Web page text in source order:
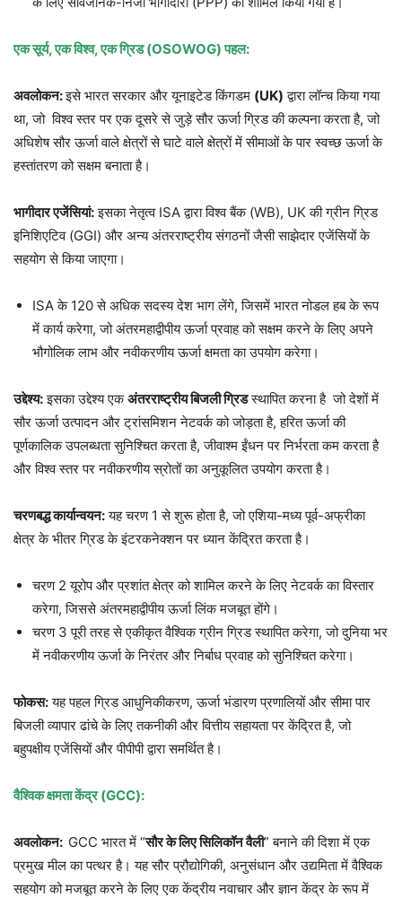
एक सूर्य, एक विश्व, एक ग्रिड (OSOWOG) पहल:
अवलोकन:इसे भारत सरकार और यूनाइटेड किंगडम (UK) द्वारा लॉन्च किया गया
था, जो विश्व स्तर पर एक दूसरे से जुड़े सौर ऊर्जा ग्रिड की कल्पना करता है, जो
अधिशेष सौर ऊर्जा वाले क्षेत्रों से घाटे वाले क्षेत्रों में सीमाओं के पार स्वच्छ ऊर्जा के
हस्तांतरण को सक्षम बनाता है।
भागीदार एजेंसियां:इसका नेतृत्व ISA द्वारा विश्व बैंक (WB), UK की ग्रीन ग्रिड
इनिशिएटिव (GGI) और अन्य अंतरराष्ट्रीय संगठनों जैसी साझेदार एजेंसियों के
सहयोग से किया जाएगा।
ISA के 120 से अधिक सदस्य देश भाग लेंगे, जिसमें भारत नोडल हब के रूप
में कार्य करेगा, जो अंतरमहाद्वीपीय ऊर्जा प्रवाह को सक्षम करने के लिए अपने
भौगोलिक लाभ और नवीकरणीय ऊर्जा क्षमता का उपयोग करेगा।
उद्देश्य:इसका उद्देश्य एकअंतरराष्ट्रीय बिजली ग्रिडस्थापित करना है जो देशों में
सौर ऊर्जा उत्पादन और ट्रांसमिशन नेटवर्क को जोड़ता है, हरित ऊर्जा की
पूर्णकालिक उपलब्धता सुनिश्चित करता है, जीवाश्म ईंधन पर निर्भरता कम करता है
और विश्व स्तर पर नवीकरणीय स्रोतों का अनुकूलित उपयोग करता है।
चरणबद्ध कार्यान्वयन:यह चरण 1 से शुरू होता है, जो एशिया-मध्य पूर्व-अफ्रीका
क्षेत्र के भीतर ग्रिड के इंटरकनेक्शन पर ध्यान केंद्रित करता है।
चरण 2 यूरोप और प्रशांत क्षेत्र को शामिल करने के लिए नेटवर्क का विस्तार
करेगा, जिससे अंतरमहाद्वीपीय ऊर्जा लिंक मजबूत होंगे।
चरण 3 पूरी तरह से एकीकृत वैश्विक ग्रीन ग्रिड स्थापित करेगा, जो दुनिया भर
में नवीकरणीय ऊर्जा के निरंतर और निर्बाध प्रवाह को सुनिश्चित करेगा।
फोकस:यह पहल ग्रिड आधुनिकीकरण, ऊर्जा भंडारण प्रणालियों और सीमा पार
बिजली व्यापार ढांचे के लिए तकनीकी और वित्तीय सहायता पर केंद्रित है, जो
बहुपक्षीय एजेंसियों और पीपीपी द्वारा समर्थित है।
वैश्विक क्षमता केंद्र (GCC):
अवलोकन: GCC भारत में “सौर के लिए सिलिकॉन वैली” बनाने की दिशा में एक
प्रमुख मील का पत्थर है। यह सौर प्रौद्योगिकी, अनुसंधान और उद्यमिता में वैश्विक
सहयोग को मजबूत करने के लिए एक केंद्रीय नवाचार और ज्ञान केंद्र के रूप में